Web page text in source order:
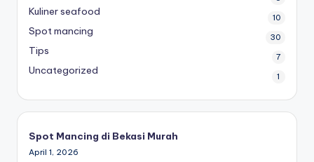
Kuliner seafood 10
Spot mancing 30
Tips 7
Uncategorized 1
Spot Mancing di Bekasi Murah
April 1, 2026